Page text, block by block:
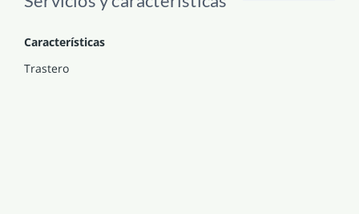
Características
Trastero